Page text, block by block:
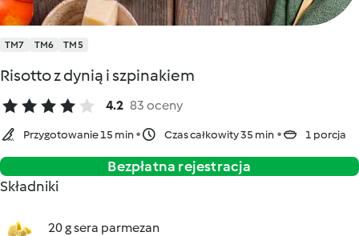
TM7 TM6 TM5
Risotto z dynią i szpinakiem
4.2 83 oceny
Przygotowanie 15 min Czas całkowity 35 min 1 porcja
Bezpłatna rejestracja
Składniki
20 g sera parmezan